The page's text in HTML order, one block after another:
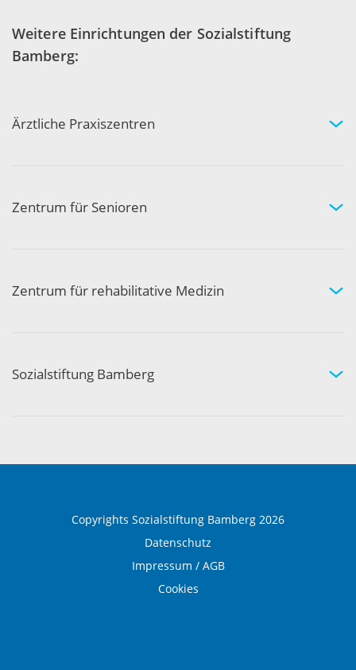
Weitere Einrichtungen der Sozialstiftung
Bamberg:
Ärztliche Praxiszentren
Kompetenznetzwerk
Zentrum für Senioren
Aktivität und Gemeinschaft
Zentrum für rehabilitative Medizin
Medical Wellness
Sozialstiftung Bamberg
Copyrights Sozialstiftung Bamberg 2026
Datenschutz
Impressum / AGB
Cookies